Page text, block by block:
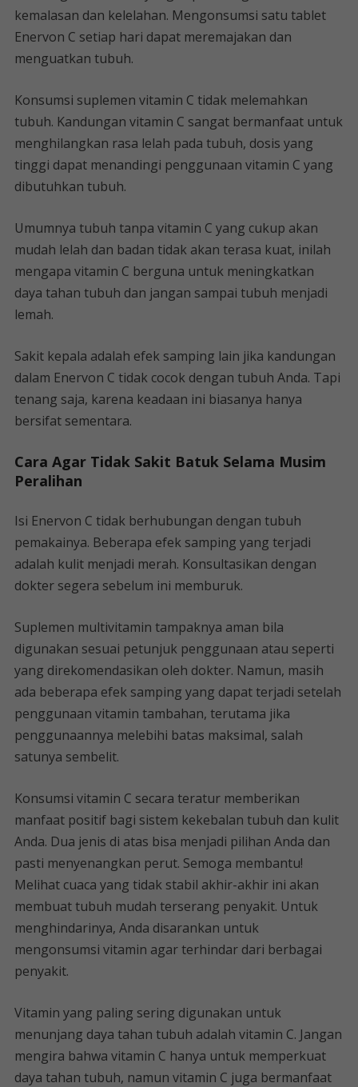
kemalasan dan kelelahan. Mengonsumsi satu tablet
Enervon C setiap hari dapat meremajakan dan
menguatkan tubuh.
Konsumsi suplemen vitamin C tidak melemahkan
tubuh. Kandungan vitamin C sangat bermanfaat untuk
menghilangkan rasa lelah pada tubuh, dosis yang
tinggi dapat menandingi penggunaan vitamin C yang
dibutuhkan tubuh.
Umumnya tubuh tanpa vitamin C yang cukup akan
mudah lelah dan badan tidak akan terasa kuat, inilah
mengapa vitamin C berguna untuk meningkatkan
daya tahan tubuh dan jangan sampai tubuh menjadi
lemah.
Sakit kepala adalah efek samping lain jika kandungan
dalam Enervon C tidak cocok dengan tubuh Anda. Tapi
tenang saja, karena keadaan ini biasanya hanya
bersifat sementara.
Cara Agar Tidak Sakit Batuk Selama Musim
Peralihan
Isi Enervon C tidak berhubungan dengan tubuh
pemakainya. Beberapa efek samping yang terjadi
adalah kulit menjadi merah. Konsultasikan dengan
dokter segera sebelum ini memburuk.
Suplemen multivitamin tampaknya aman bila
digunakan sesuai petunjuk penggunaan atau seperti
yang direkomendasikan oleh dokter. Namun, masih
ada beberapa efek samping yang dapat terjadi setelah
penggunaan vitamin tambahan, terutama jika
penggunaannya melebihi batas maksimal, salah
satunya sembelit.
Konsumsi vitamin C secara teratur memberikan
manfaat positif bagi sistem kekebalan tubuh dan kulit
Anda. Dua jenis di atas bisa menjadi pilihan Anda dan
pasti menyenangkan perut. Semoga membantu!
Melihat cuaca yang tidak stabil akhir-akhir ini akan
membuat tubuh mudah terserang penyakit. Untuk
menghindarinya, Anda disarankan untuk
mengonsumsi vitamin agar terhindar dari berbagai
penyakit.
Vitamin yang paling sering digunakan untuk
menunjang daya tahan tubuh adalah vitamin C. Jangan
mengira bahwa vitamin C hanya untuk memperkuat
daya tahan tubuh, namun vitamin C juga bermanfaat